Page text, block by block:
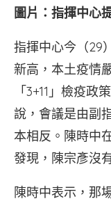
圖片：指揮中心
指揮中心今（29
新高，本土疫情
「3+11」檢疫
說，會議是由副
本相反。陳時中
發現，陳宗彥沒
陳時中表示，那